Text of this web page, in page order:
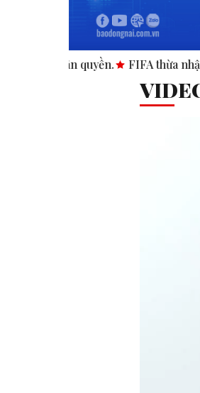
FIFA thừa nhận mặt sân Club